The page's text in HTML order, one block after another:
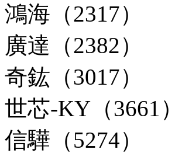
鴻海（2317）
廣達（2382）
奇鈜（3017）
世芯-KY（3661）
信驊（5274）